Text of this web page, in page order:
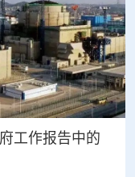
工作报告中的